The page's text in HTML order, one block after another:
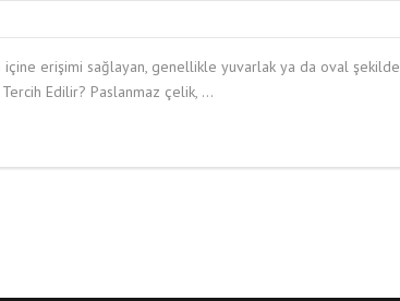
içine erişimi sağlayan, genellikle yuvarlak ya da oval şekilde
Edilir? Paslanmaz çelik, …